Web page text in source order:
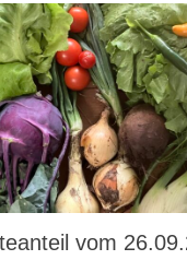
vom